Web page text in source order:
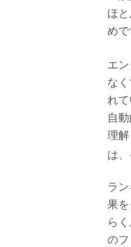
ほ
めで
エ
な
れ
自
理
は
ラ
果
ら
の